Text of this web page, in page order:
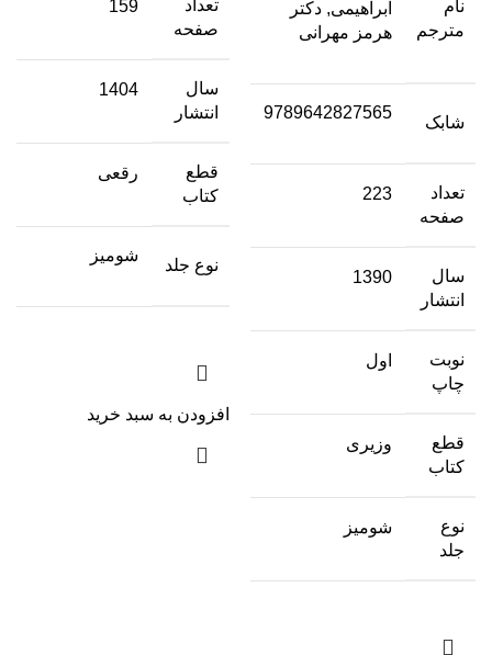
نام
مترجم
ابراهیمی, دکتر
هرمز مهرانی
شابک
9789642827565
تعداد
صفحه
223
سال
انتشار
1390
نوبت
چاپ
اول
قطع
کتاب
وزیری
نوع
جلد
شومیز
تعداد
صفحه
159
سال
انتشار
1404
قطع
کتاب
رقعی
نوع جلد
شومیز
افزودن به سبد خرید